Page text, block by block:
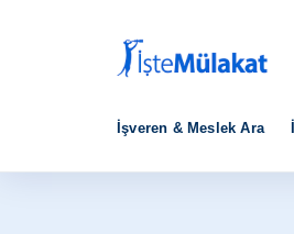
İşveren & Meslek Ara